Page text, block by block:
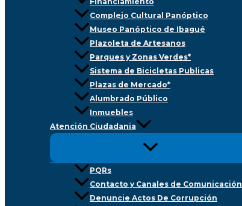
Complejo Cultural Panóptico
Museo Panóptico de Ibagué
Plazoleta de Artesanos
Parques y Zonas Verdes*
Sistema de Bicicletas Publicas
Plazas de Mercado*
Alumbrado Público
Inmuebles
Atención Ciudadania
PQRs
Contacto y Canales de Comunicación
Denuncie Actos De Corrupción